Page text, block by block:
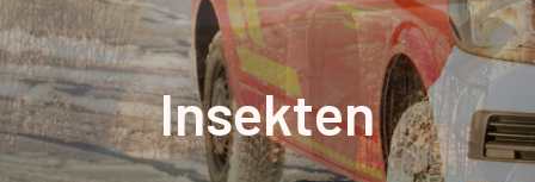
Insekten